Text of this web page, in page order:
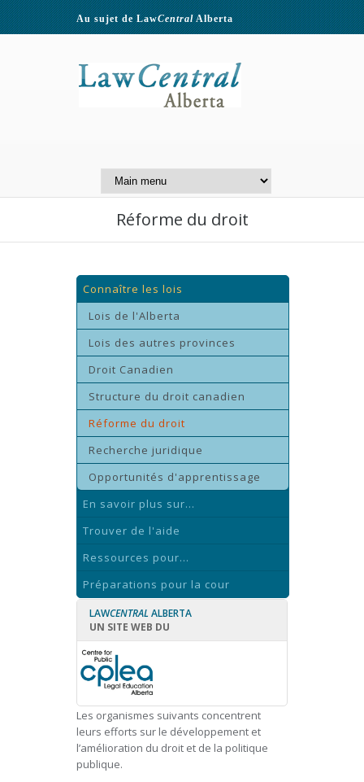
Au sujet de LawCentralAlberta
Réforme du droit
Connaître les lois
Lois de l'Alberta
Lois des autres provinces
Droit Canadien
Structure du droit canadien
Réforme du droit
Recherche juridique
Opportunités d'apprentissage
En savoir plus sur...
Trouver de l'aide
Ressources pour...
Préparations pour la cour
LAWCENTRAL ALBERTA
UN SITE WEB DU
Les organismes suivants concentrent
leurs efforts sur le développement et
l’amélioration du droit et de la politique
publique.